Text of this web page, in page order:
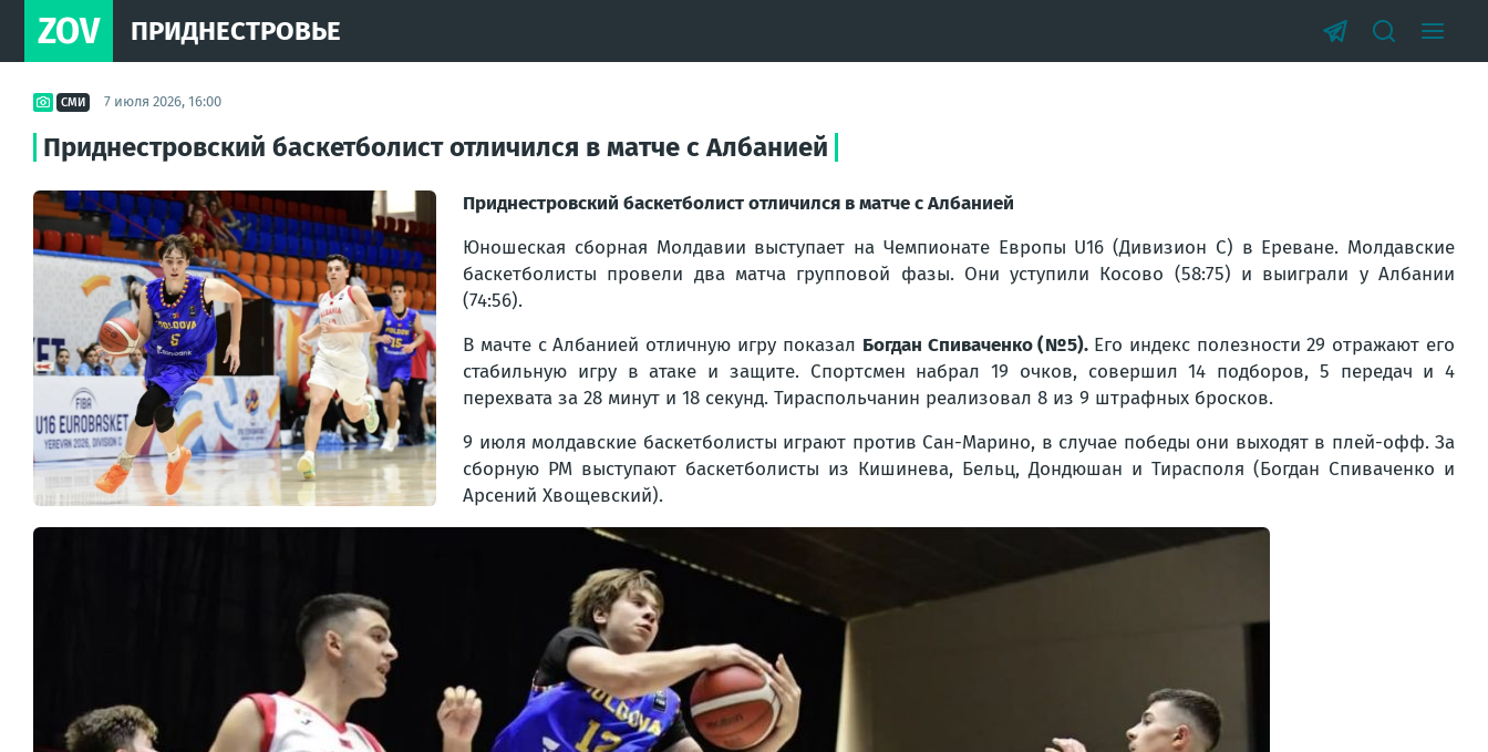
ZOV ПРИДНЕСТРОВЬЕ
СМИ 7 июля 2026, 16:00
Приднестровский баскетболист отличился в матче с Албанией
Приднестровский баскетболист отличился в матче с Албанией
Юношеская сборная Молдавии выступает на Чемпионате Европы U16 (Дивизион С) в Ереване. Молдавские
баскетболисты провели два матча групповой фазы. Они уступили Косово (58:75) и выиграли у Албании
(74:56).
В мачте с Албанией отличную игру показал Богдан Спиваченко (№5). Его индекс полезности 29 отражают его
стабильную игру в атаке и защите. Спортсмен набрал 19 очков, совершил 14 подборов, 5 передач и 4
перехвата за 28 минут и 18 секунд. Тираспольчанин реализовал 8 из 9 штрафных бросков.
9 июля молдавские баскетболисты играют против Сан-Марино, в случае победы они выходят в плей-офф. За
сборную РМ выступают баскетболисты из Кишинева, Бельц, Дондюшан и Тирасполя (Богдан Спиваченко и
Арсений Хвощевский).